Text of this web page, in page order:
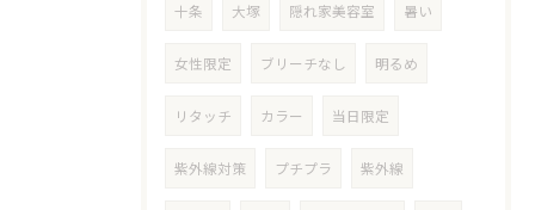
十条 大塚 隠れ家美容室 暑い
女性限定 ブリーチなし 明るめ
リタッチ カラー 当日限定
紫外線対策 プチプラ 紫外線